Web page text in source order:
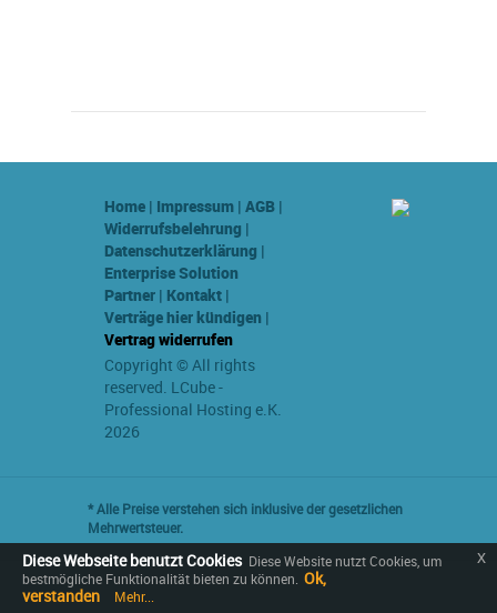
Home | Impressum | AGB |
Widerrufsbelehrung |
Datenschutzerklärung |
Enterprise Solution
Partner | Kontakt |
Verträge hier kündigen |
Vertrag widerrufen
Copyright © All rights
reserved. LCube -
Professional Hosting e.K.
2026
* Alle Preise verstehen sich inklusive der gesetzlichen
Mehrwertsteuer.
Diese Webseite benutzt CookiesDiese Website nutzt Cookies, um
bestmögliche Funktionalität bieten zu können. Ok,
verstanden
Mehr...
x